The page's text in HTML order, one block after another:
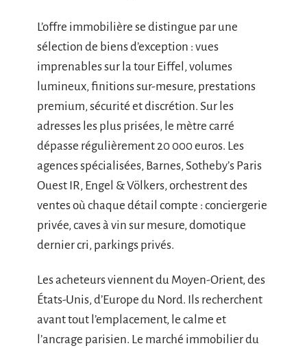
L’offre immobilière se distingue par une
sélection de biens d’exception : vues
imprenables sur la tour Eiffel, volumes
lumineux, finitions sur-mesure, prestations
premium, sécurité et discrétion. Sur les
adresses les plus prisées, le mètre carré
dépasse régulièrement 20 000 euros. Les
agences spécialisées, Barnes, Sotheby’s Paris
Ouest IR, Engel & Völkers, orchestrent des
ventes où chaque détail compte : conciergerie
privée, caves à vin sur mesure, domotique
dernier cri, parkings privés.
Les acheteurs viennent du Moyen-Orient, des
États-Unis, d’Europe du Nord. Ils recherchent
avant tout l’emplacement, le calme et
l’ancrage parisien. Le marché immobilier du